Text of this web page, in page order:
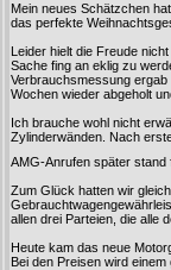
Mein neues Schätzchen
das perfekte
Leider hielt die Freude
Sache fing an eklig zu
Verbrauchsmessung
Wochen wieder abgeholt
Ich brauche wohl nicht
Zylinderwänden. Nach
AMG-Anrufen später
Zum Glück hatten wir
allen drei Parteien, die alle
Heute kam das neue
Bei den Preisen wird